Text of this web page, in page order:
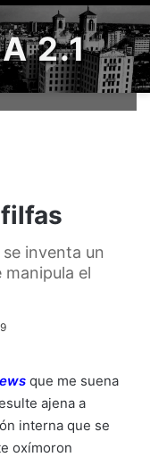
2.1
J. SORIANO AFP/
filfas
inventa un
manipula el
que me suena
ajena a
interna que se
oxímoron